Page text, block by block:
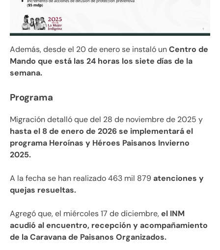
Además, desde el 20 de enero se instaló unCentro de
Mando que está las 24 horas los siete días de la
semana.
Programa
Migración detalló que del 28 de noviembre de 2025 y
hasta el 8 de enero de 2026 se implementará el
programa Heroínas y Héroes Paisanos Invierno
2025.
A la fecha se han realizado 463 mil 879atenciones y
quejas resueltas.
Agregó que, el miércoles 17 de diciembre,el INM
acudió al encuentro, recepción y acompañamiento
de la Caravana de Paisanos Organizados.